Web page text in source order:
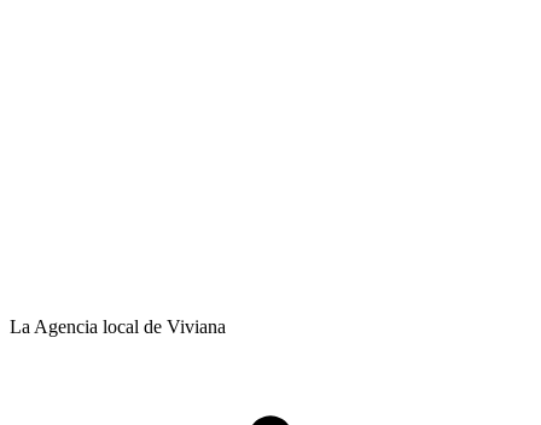
La Agencia local de Viviana